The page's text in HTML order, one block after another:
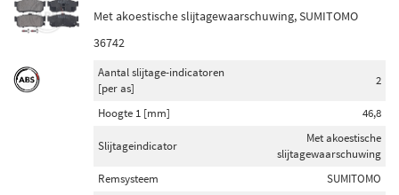
Met akoestische slijtagewaarschuwing, SUMITOMO
36742
Aantal slijtage-indicatoren
[per as]
2
Hoogte 1 [mm] 46,8
Slijtageindicator
Met akoestische
slijtagewaarschuwing
Remsysteem
SUMITOMO